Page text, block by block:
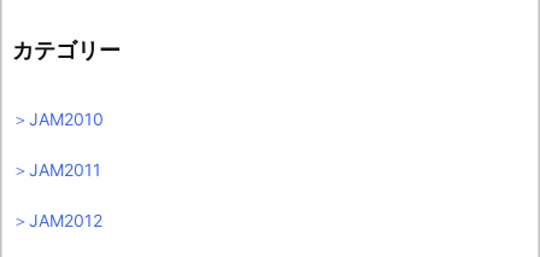
カテゴリー
＞JAM2010
＞JAM2011
＞JAM2012